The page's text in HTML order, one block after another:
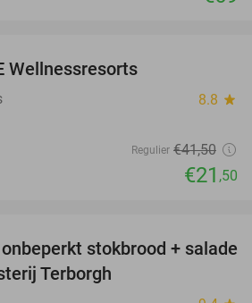
Wellnessresorts
8.8 star
Regulier €41,50
€21 ,50
44%
stokbrood + salade
Terborgh